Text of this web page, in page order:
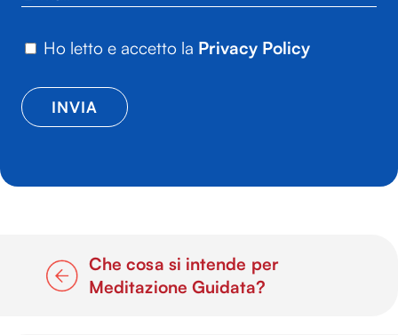
Ho letto e accetto la Privacy Policy
Che cosa si intende per
Meditazione Guidata?